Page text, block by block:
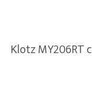
Klotz MY206RT